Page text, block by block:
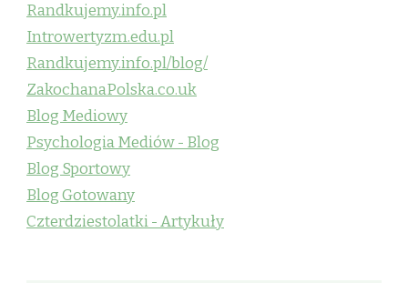
Randkujemy.info.pl
Introwertyzm.edu.pl
Randkujemy.info.pl/blog/
ZakochanaPolska.co.uk
Blog Mediowy
Psychologia Mediów - Blog
Blog Sportowy
Blog Gotowany
Czterdziestolatki - Artykuły